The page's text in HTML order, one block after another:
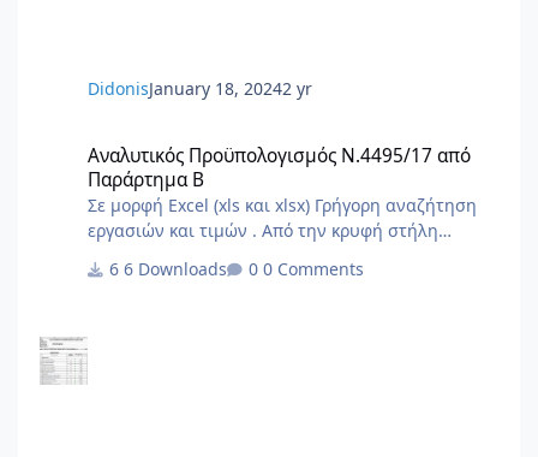
DidonisJanuary 18, 20242 yr
Αναλυτικός Προϋπολογισμός Ν.4495/17 από
Παράρτημα Β
Σε μορφή Excel (xls και xlsx) Γρήγορη αναζήτηση
εργασιών και τιμών . Από την κρυφή στήλη
δήλωσής μας . Στο τέλος από την στήλη φίλτρου
6 Downloads 0 Comments